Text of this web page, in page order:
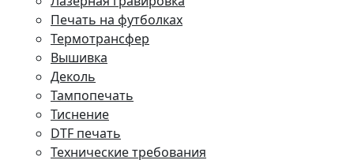
Печать на футболках
Термотрансфер
Вышивка
Деколь
Тампопечать
Тиснение
DTF печать
Технические требования